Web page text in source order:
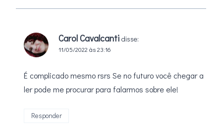
Carol Cavalcanti disse:
11/05/2022 às 23:16
É complicado mesmo rsrs Se no futuro você chegar a
ler pode me procurar para falarmos sobre ele!
Responder